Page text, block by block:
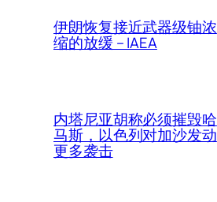
伊朗恢复接近武器级铀浓
缩的放缓 – IAEA
内塔尼亚胡称必须摧毁哈
马斯，以色列对加沙发动
更多袭击